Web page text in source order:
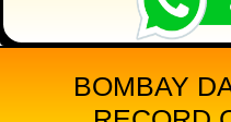
BOMBAY